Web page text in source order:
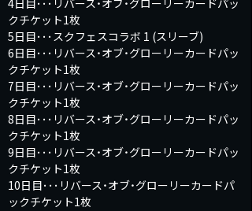
4日目･･･リバース・オブ・グローリーカードパッ
クチケット1枚
5日目･･･スクフェスコラボ 1 (スリーブ)
6日目･･･リバース・オブ・グローリーカードパッ
クチケット1枚
7日目･･･リバース・オブ・グローリーカードパッ
クチケット1枚
8日目･･･リバース・オブ・グローリーカードパッ
クチケット1枚
9日目･･･リバース・オブ・グローリーカードパッ
クチケット1枚
10日目･･･リバース・オブ・グローリーカードパ
ックチケット1枚